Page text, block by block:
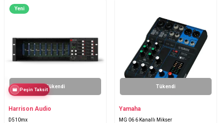
Yeni
Tükendi
Peşin Taksit
Harrison Audio
D510mx
Tükendi
Yamaha
MG 06 6 Kanallı Mikser